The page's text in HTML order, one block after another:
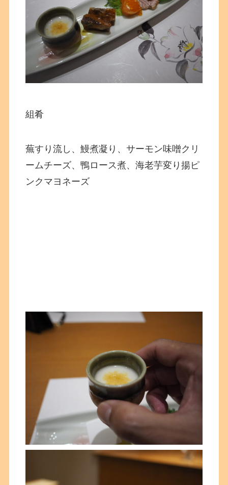
組肴
蕪すり流し、鰻煮凝り、サーモン味噌クリ
ームチーズ、鴨ロース煮、海老芋変り揚ピ
ンクマヨネーズ